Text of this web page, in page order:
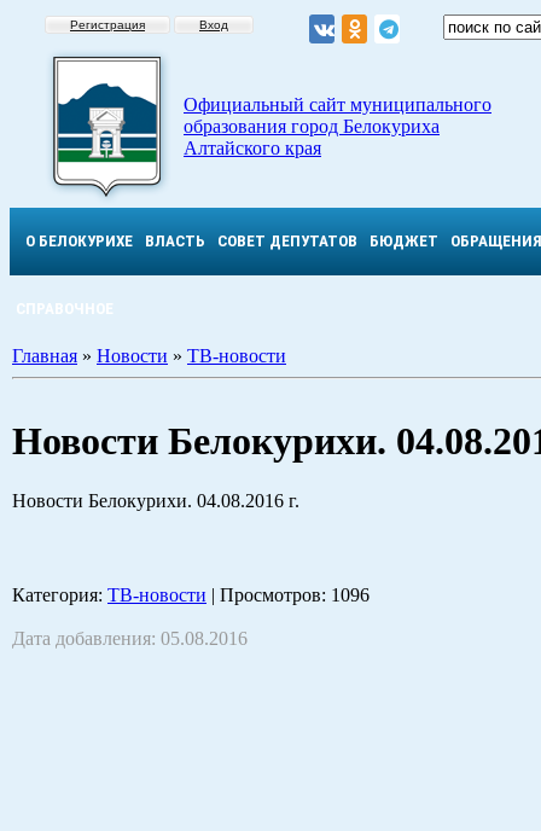
Регистрация Вход
Официальный сайт муниципального
образования город Белокуриха
Алтайского края
О БЕЛОКУРИХЕ ВЛАСТЬ СОВЕТ ДЕПУТАТОВ БЮДЖЕТ ОБРАЩЕНИЯ
СПРАВОЧНОЕ
Главная » Новости » ТВ-новости
Новости Белокурихи.
Новости Белокурихи. 04.08.2016 г.
Категория: ТВ-новости | Просмотров: 1096
Дата добавления: 05.08.2016